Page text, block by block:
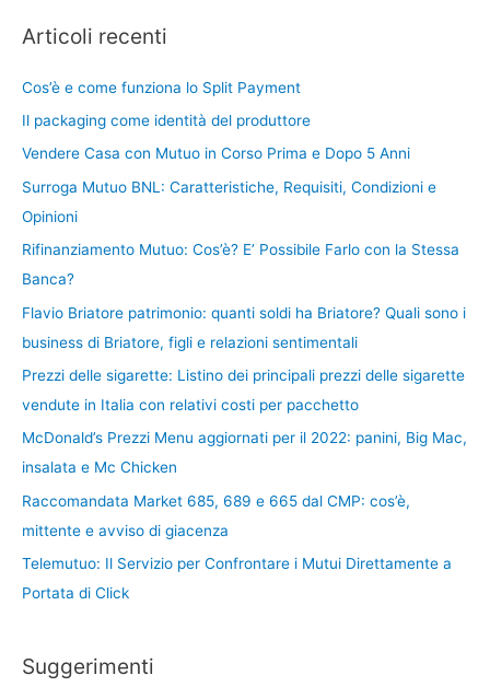
Articoli recenti
Cos’è e come funziona lo Split Payment
Il packaging come identità del produttore
Vendere Casa con Mutuo in Corso Prima e Dopo 5 Anni
Surroga Mutuo BNL: Caratteristiche, Requisiti, Condizioni e
Opinioni
Rifinanziamento Mutuo: Cos’è? E’ Possibile Farlo con la Stessa
Banca?
Flavio Briatore patrimonio: quanti soldi ha Briatore? Quali sono i
business di Briatore, figli e relazioni sentimentali
Prezzi delle sigarette: Listino dei principali prezzi delle sigarette
vendute in Italia con relativi costi per pacchetto
McDonald’s Prezzi Menu aggiornati per il 2022: panini, Big Mac,
insalata e Mc Chicken
Raccomandata Market 685, 689 e 665 dal CMP: cos’è,
mittente e avviso di giacenza
Telemutuo: Il Servizio per Confrontare i Mutui Direttamente a
Portata di Click
Suggerimenti